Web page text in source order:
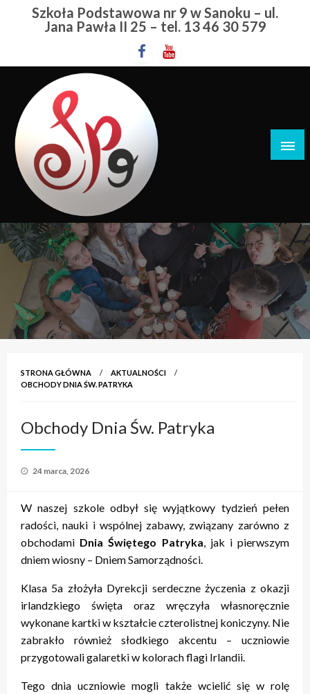
PrzejdźSzkoła Podstawowa nr 9 w Sanoku – ul.
Jana Pawła II 25 – tel. 13 46 30 579
Szkoła Podstawowa nr 9 w Sanoku
STRONA GŁÓWNA
AKTUALNOŚCI
OBCHODY DNIA ŚW. PATRYKA
Obchody Dnia Św. Patryka
Opublikowane
24 marca, 2026
W naszej szkole odbył się wyjątkowy tydzień pełen
radości, nauki i wspólnej zabawy, związany zarówno z
obchodami Dnia Świętego Patryka, jak i pierwszym
dniem wiosny – Dniem Samorządności.
Klasa 5a złożyła Dyrekcji serdeczne życzenia z okazji
irlandzkiego święta oraz wręczyła własnoręcznie
wykonane kartki w kształcie czterolistnej koniczyny. Nie
zabrakło również słodkiego akcentu – uczniowie
przygotowali galaretki w kolorach flagi Irlandii.
Tego dnia uczniowie mogli także wcielić się w rolę